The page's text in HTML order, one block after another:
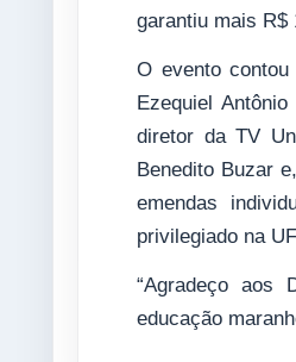
garantiu mais R$
O evento
Ezequiel
diretor da TV
Benedito Buzar
emendas
privilegiado na
“Agradeço aos
educação